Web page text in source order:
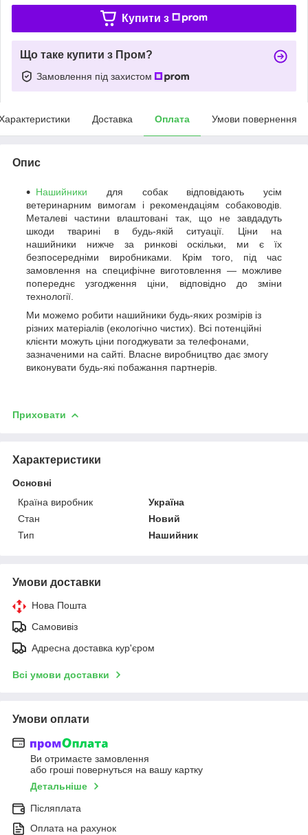
Купити з
Що таке купити з Пром?
Замовлення під захистом
Доставка Оплата Умови повернення
Опис
Нашийники для собак відповідають усім
ветеринарним вимогам і рекомендаціям собаководів.
Металеві частини влаштовані так, що не завдадуть
шкоди тварині в будь-якій ситуації. Ціни на
нашийники нижче за ринкові оскільки, ми є їх
безпосередніми виробниками. Крім того, під час
замовлення на специфічне виготовлення — можливе
попереднє узгодження ціни, відповідно до зміни
технології.
Ми можемо робити нашийники будь-яких розмірів із
різних матеріалів (екологічно чистих). Всі потенційні
клієнти можуть ціни погоджувати за телефонами,
зазначеними на сайті. Власне виробництво дає змогу
виконувати будь-які побажання партнерів.
Приховати
Характеристики
Основні
Країна виробник
Україна
Стан
Новий
Тип
Нашийник
Умови доставки
Нова Пошта
Самовивіз
Адресна доставка кур'єром
Всі умови доставки
Умови оплати
Ви отримаєте замовлення
або гроші повернуться на вашу картку
Детальніше
Післяплата
Оплата на рахунок